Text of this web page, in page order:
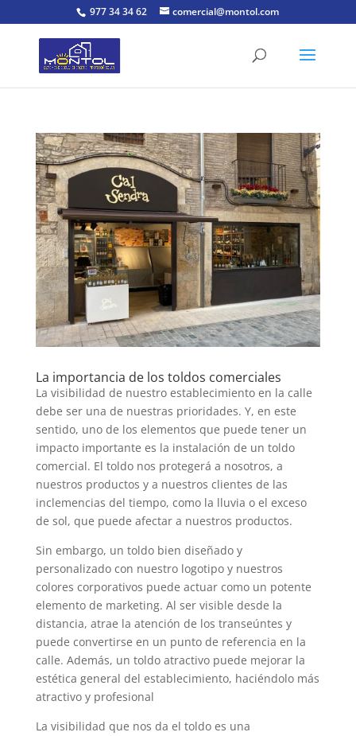
977 34 34 62 comercial@montol.com
La importancia de los toldos comerciales
La visibilidad de nuestro establecimiento en la calle
debe ser una de nuestras prioridades. Y, en este
sentido, uno de los elementos que puede tener un
impacto importante es la instalación de un toldo
comercial. El toldo nos protegerá a nosotros, a
nuestros productos y a nuestros clientes de las
inclemencias del tiempo, como la lluvia o el exceso
de sol, que puede afectar a nuestros productos.
Sin embargo, un toldo bien diseñado y
personalizado con nuestro logotipo y nuestros
colores corporativos puede actuar como un potente
elemento de marketing. Al ser visible desde la
distancia, atrae la atención de los transeúntes y
puede convertirse en un punto de referencia en la
calle. Además, un toldo atractivo puede mejorar la
estética general del establecimiento, haciéndolo más
atractivo y profesional
La visibilidad que nos da el toldo es una